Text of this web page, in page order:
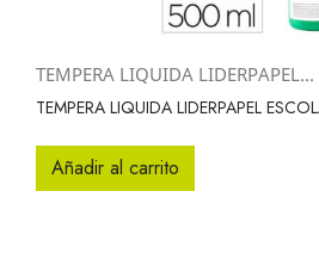
TEMPERA LIQUIDA LIDERPAPEL...
TEMPERA LIQUIDA LIDERPAPEL
Añadir al carrito